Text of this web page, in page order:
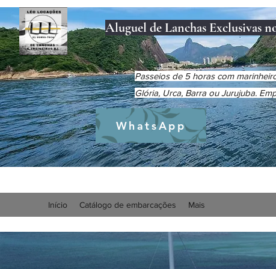
Aluguel de Lanchas Exclusivas
Passeios de 5 horas com
Glória, Urca, Barra ou Jurujuba.
WhatsApp
Início Catálogo de embarcações Mais